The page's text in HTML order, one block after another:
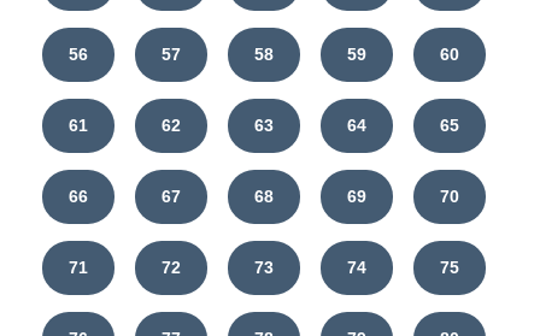
56 57 58 59 60
61 62 63 64 65
66 67 68 69 70
71 72 73 74 75